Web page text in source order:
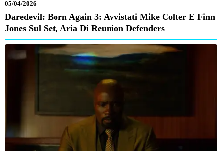
05/04/2026
Daredevil: Born Again 3: Avvistati Mike Colter E Finn
Jones Sul Set, Aria Di Reunion Defenders